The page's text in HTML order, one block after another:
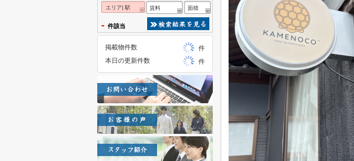
エリア| 駅 賃料 面積
- 件該当
掲載物件数
件
本日の更新件数
件